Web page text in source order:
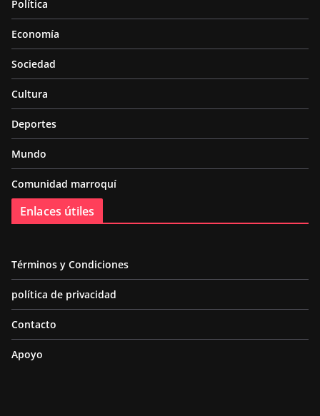
Política
Economía
Sociedad
Cultura
Deportes
Mundo
Comunidad marroquí
Enlaces útiles
Términos y Condiciones
política de privacidad
Contacto
Apoyo